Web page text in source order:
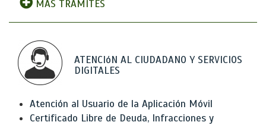
MÁS TRÁMITES
ATENCIóN AL CIUDADANO Y SERVICIOS
DIGITALES
Atención al Usuario de la Aplicación Móvil
Certificado Libre de Deuda, Infracciones y